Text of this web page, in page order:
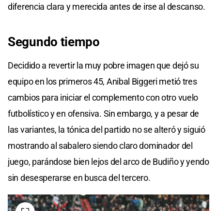
diferencia clara y merecida antes de irse al descanso.
Segundo tiempo
Decidido a revertir la muy pobre imagen que dejó su
equipo en los primeros 45, Anibal Biggeri metió tres
cambios para iniciar el complemento con otro vuelo
futbolístico y en ofensiva. Sin embargo, y a pesar de
las variantes, la tónica del partido no se alteró y siguió
mostrando al sabalero siendo claro dominador del
juego, parándose bien lejos del arco de Budiño y yendo
sin desesperarse en busca del tercero.